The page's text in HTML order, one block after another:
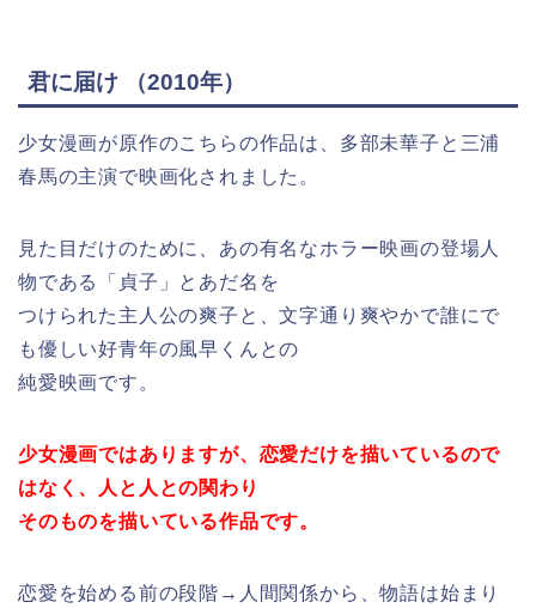
君に届け （2010年）
少女漫画が原作のこちらの作品は、多部未華子と三浦
春馬の主演で映画化されました。
見た目だけのために、あの有名なホラー映画の登場人
物である「貞子」とあだ名を
つけられた主人公の爽子と、文字通り爽やかで誰にで
も優しい好青年の風早くんとの
純愛映画です。
少女漫画ではありますが、恋愛だけを描いているので
はなく、人と人との関わり
そのものを描いている作品です。
恋愛を始める前の段階→人間関係から、物語は始まり